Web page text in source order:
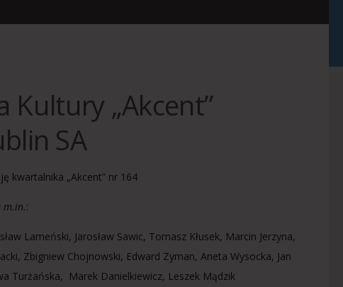
Kultury „Akcent”
SA
kwartalnika „Akcent” nr 164
m.in.:
Lameński, Jarosław Sawic, Tomasz Kłusek, Marcin Jerzyna,
Zbigniew Chojnowski, Edward Zyman, Aneta Wysocka, Jan
Turżańska, Marek Danielkiewicz, Leszek Mądzik